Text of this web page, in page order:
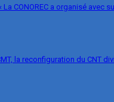
La CONOREC a organisé avec
la reconfiguration du CNT